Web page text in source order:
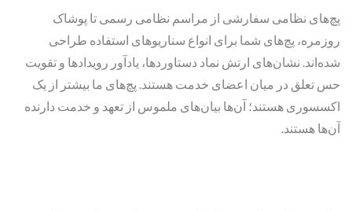
پچ‌های نظامی سفارشی از مراسم نظامی رسمی تا پوشاک
روزمره، پچ‌های شما برای انواع سناریوهای استفاده طراحی
شده‌اند. نشان‌های ارتش نماد دستاوردها، یادآور رویدادها و تقویت
حس تعلق در میان اعضای خدمت هستند. پچ‌های ما بیشتر از یک
اکسسوری هستند؛ آن‌ها بیان‌های ملموس از تعهد و خدمت دارنده
آن‌ها هستند.